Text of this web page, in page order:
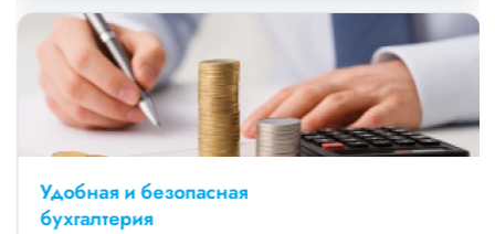
Удобная и безопасная
бухгалтерия